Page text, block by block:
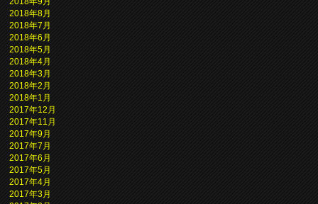
2018年8月
2018年7月
2018年6月
2018年5月
2018年4月
2018年3月
2018年2月
2018年1月
2017年12月
2017年11月
2017年9月
2017年7月
2017年6月
2017年5月
2017年4月
2017年3月